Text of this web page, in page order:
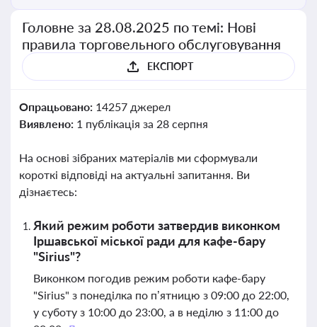
Головне за 28.08.2025 по темі: Нові
правила торговельного обслуговування
ЕКСПОРТ
Опрацьовано: 14257 джерел
Виявлено: 1 публікація за 28 серпня
На основі зібраних матеріалів ми сформували
короткі відповіді на актуальні запитання. Ви
дізнаєтесь:
Який режим роботи затвердив виконком
Іршавської міської ради для кафе-бару
"Sirius"?
Виконком погодив режим роботи кафе-бару
"Sirius" з понеділка по п’ятницю з 09:00 до 22:00,
у суботу з 10:00 до 23:00, а в неділю з 11:00 до